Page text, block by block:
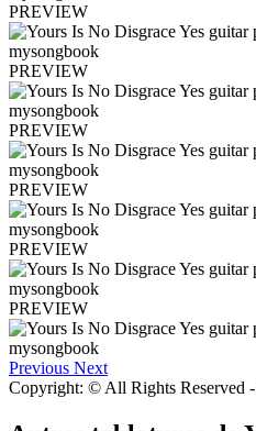
PREVIEW
PREVIEW
PREVIEW
PREVIEW
PREVIEW
PREVIEW
Previous Next
Copyright: © All Rights Reserved